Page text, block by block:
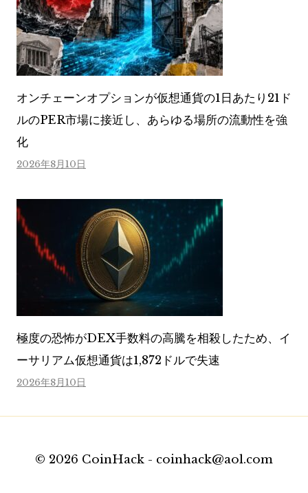
オンチェーンオプションが仮想通貨の1日あたり21ド
ルのPER市場に接近し、あらゆる場所の流動性を強
化
2026年8月10日
極度の恐怖がDEX手数料の高騰を相殺したため、イ
ーサリアム仮想通貨は1,872ドルで失速
2026年8月10日
© 2026 CoinHack - coinhack@aol.com